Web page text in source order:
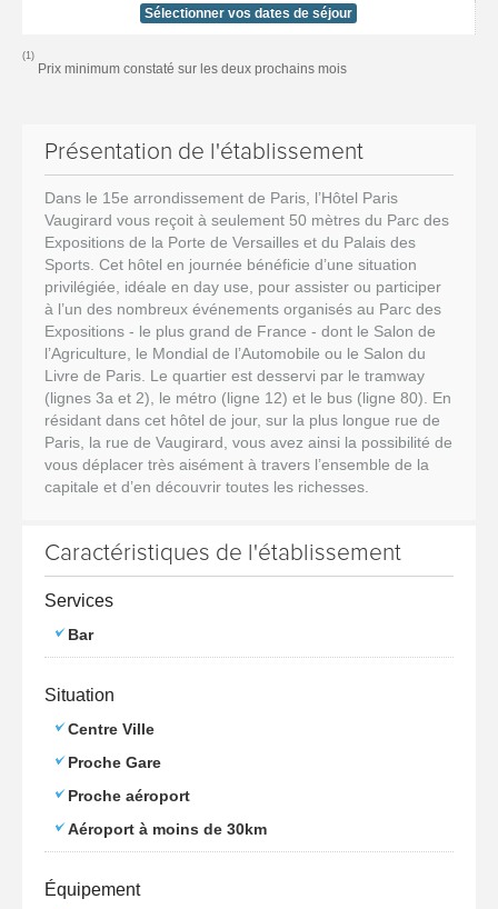
Sélectionner vos dates de séjour
(1)
Prix minimum constaté sur les deux prochains mois
Présentation de l'établissement
Dans le 15e arrondissement de Paris, l’Hôtel Paris
Vaugirard vous reçoit à seulement 50 mètres du Parc des
Expositions de la Porte de Versailles et du Palais des
Sports. Cet hôtel en journée bénéficie d’une situation
privilégiée, idéale en day use, pour assister ou participer
à l’un des nombreux événements organisés au Parc des
Expositions - le plus grand de France - dont le Salon de
l’Agriculture, le Mondial de l’Automobile ou le Salon du
Livre de Paris. Le quartier est desservi par le tramway
(lignes 3a et 2), le métro (ligne 12) et le bus (ligne 80). En
résidant dans cet hôtel de jour, sur la plus longue rue de
Paris, la rue de Vaugirard, vous avez ainsi la possibilité de
vous déplacer très aisément à travers l’ensemble de la
capitale et d’en découvrir toutes les richesses.
Caractéristiques de l'établissement
Services
Bar
Situation
Centre Ville
Proche Gare
Proche aéroport
Aéroport à moins de 30km
Équipement